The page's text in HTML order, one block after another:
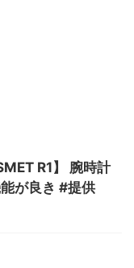
R1】 腕時計
が良き #提供